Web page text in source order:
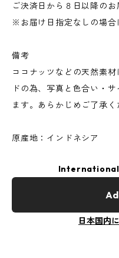
ご決済日から８日以降のお
※お届け日指定なしの場合
備考
ココナッツなどの天然素
ドの為、写真と色合い・
ます。あらかじめご了承く
原産地：インドネシア
日本国内